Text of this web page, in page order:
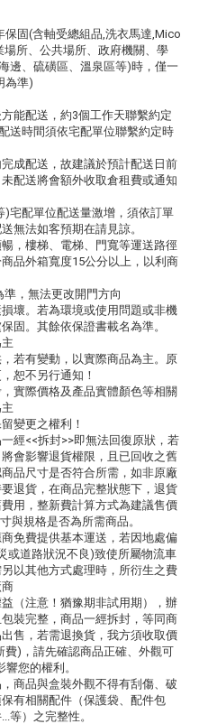
固(含軸受總組品,洗衣馬達,Mico
所、公共場所、政府機關、學
邊、硫磺區、溫泉區等)時，僅一
為準)
能配送，約3個工作天聯繫約定
送時間須依宅配單位聯繫約定時
成配送，故建議於預計配送日前
配送將會額外收取倉租費或通知
宅配單位配送量激增，須依訂單
無法如客預期在請見諒。
，樓梯、電梯、門寬等運送路徑
品外箱寬度15公分以上，以利商
，無法更改開門方向
壞。若為環境或使用問題或非機
固。其餘依保證書載名為準。
若有變動，以實際商品為主。原
恕不另行通知！
實際價格及產品實體顏色等相關
變更之權利！
經<<拆封>>即無法回復原狀，若
會影響退貨權限，且已回收之舊
品尺寸是否符合所需，如非原廠
退貨，在商品完整狀態下，退貨
用，整新費計算方式為建議售價
與規格是否為所需商品。
免費提供基本運送，若因地處偏
或道路狀況不良)致使所屬物流車
以其他方式處理時，所衍生之費
（注意！猶豫期非試用期），辦
裝完整，商品一經拆封，等同商
售，若需退換貨，我方須收取價
費)，請先確認商品正確、外觀可
您的權利。
商品與盒裝外觀不得有刮傷、破
有相關配件（保護袋、配件包
等）之完整性。